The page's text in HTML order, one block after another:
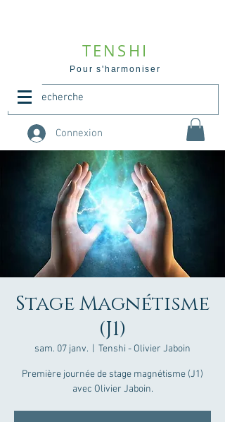
TENSHI
Pour s'harmoniser
Connexion
Stage Magnétisme
(J1)
sam. 07 janv.
  |
Tenshi - Olivier Jaboin
Première journée de stage magnétisme (J1)
avec Olivier Jaboin.